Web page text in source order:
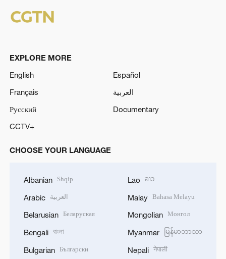
EXPLORE MORE
English
Español
Français
العربية
Русский
Documentary
CCTV+
CHOOSE YOUR LANGUAGE
Albanian Shqip
Arabic العربية
Belarusian Беларуская
Bengali বাংলা
Bulgarian Български
Lao ລາວ
Malay Bahasa Melayu
Mongolian Монгол
Myanmar မြန်မာဘာသာ
Nepali नेपाली